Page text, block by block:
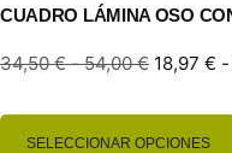
CUADRO LÁMINA OSO
34,50€ - 54,00€ 18,97 € -
SELECCIONAR OPCIONES